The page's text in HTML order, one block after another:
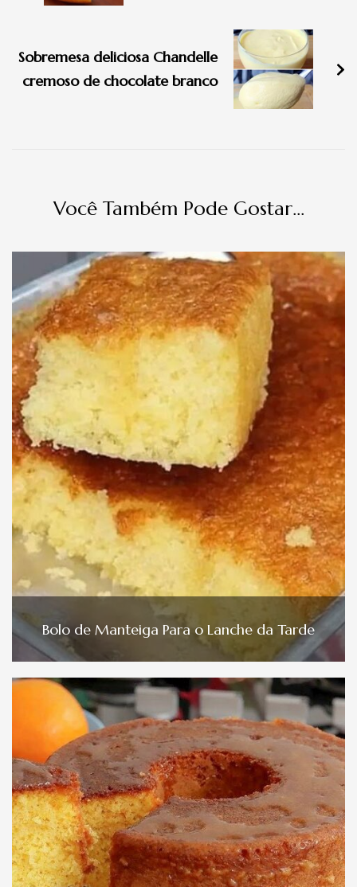
Sobremesa deliciosa Chandelle
cremoso de chocolate branco
Você Também Pode Gostar...
Bolo de Manteiga Para o Lanche da Tarde